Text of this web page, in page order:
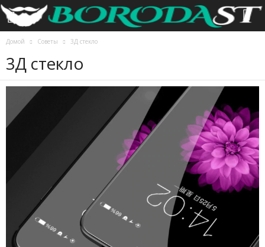
Домой Советы 3Д стекло
3Д стекло